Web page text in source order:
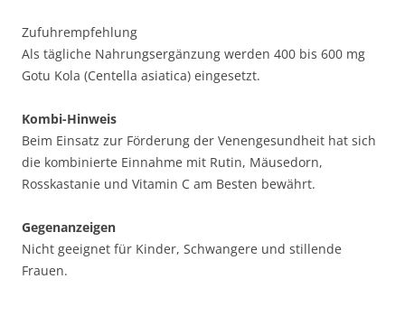
Zufuhrempfehlung
Als tägliche Nahrungsergänzung werden 400 bis 600 mg
Gotu Kola (Centella asiatica) eingesetzt.
Kombi-Hinweis
Beim Einsatz zur Förderung der Venengesundheit hat sich
die kombinierte Einnahme mit Rutin, Mäusedorn,
Rosskastanie und Vitamin C am Besten bewährt.
Gegenanzeigen
Nicht geeignet für Kinder, Schwangere und stillende
Frauen.